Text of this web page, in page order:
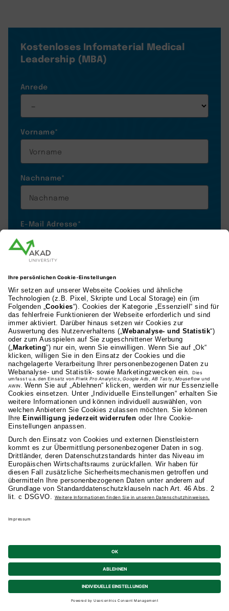
Kostenloses Infomaterial Medical
Leadership (MBA)
Anrede
Vorname*
Nachname*
E-Mail Adresse*
+1
Ich willige ein, dass die AKAD mich per E-Mail,
Telefon und WhatsApp zu Studien- und
Weiterbildungsangeboten sowie
Veranstaltungen kontaktieren darf. Mir ist
bekannt, dass diese Einwilligung freiwillig ist
und ich sie jederzeit mit Wirkung für die
Zukunft widerrufen kann, z. B. per E-Mail an
datenschutz@akad.de. Weitere
Informationen kann ich den
Datenschutzhinweisenentnehmen.
AKAD Bildungsgesellschaft mbH
Heilbronner Strasse 86